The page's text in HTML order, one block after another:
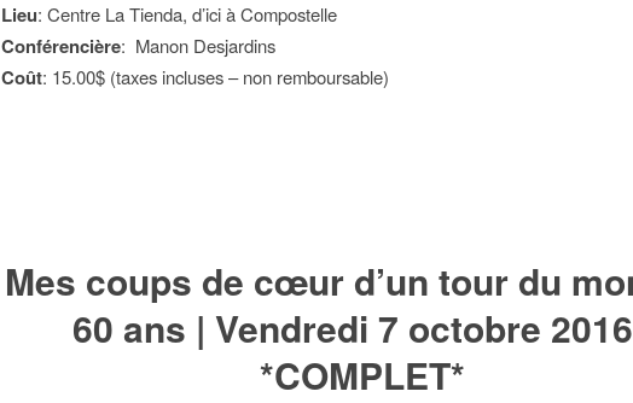
Lieu: Centre La Tienda, d’ici à Compostelle
Conférencière: Manon Desjardins
Coût: 15.00$ (taxes incluses – non remboursable)
Mes coups de cœur d’un tour du
60 ans | Vendredi 7 octobre
*COMPLET*